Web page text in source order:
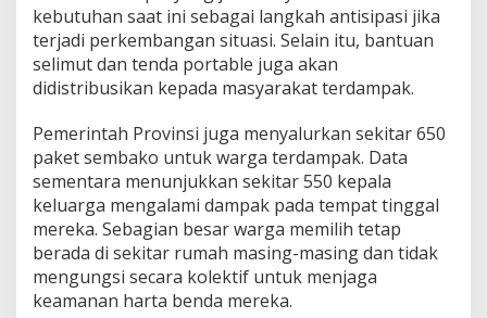
kebutuhan saat ini sebagai langkah antisipasi jika
terjadi perkembangan situasi. Selain itu, bantuan
selimut dan tenda portable juga akan
didistribusikan kepada masyarakat terdampak.
Pemerintah Provinsi juga menyalurkan sekitar 650
paket sembako untuk warga terdampak. Data
sementara menunjukkan sekitar 550 kepala
keluarga mengalami dampak pada tempat tinggal
mereka. Sebagian besar warga memilih tetap
berada di sekitar rumah masing-masing dan tidak
mengungsi secara kolektif untuk menjaga
keamanan harta benda mereka.